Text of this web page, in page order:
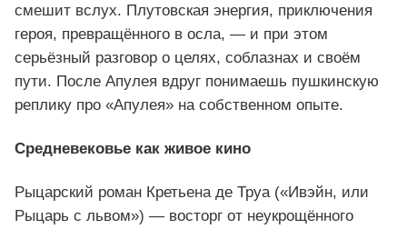
смешит вслух. Плутовская энергия, приключения
героя, превращённого в осла, — и при этом
серьёзный разговор о целях, соблазнах и своём
пути. После Апулея вдруг понимаешь пушкинскую
реплику про «Апулея» на собственном опыте.
Средневековье как живое кино
Рыцарский роман Кретьена де Труа («Ивэйн, или
Рыцарь с львом») — восторг от неукрощённого